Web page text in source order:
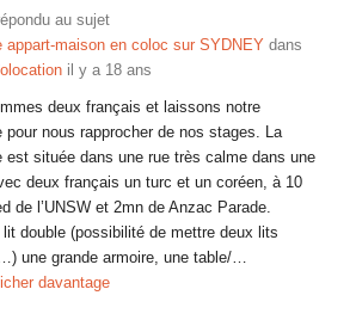
au sujet
appart-maison en coloc sur SYDNEY dans
il y a 18 ans
deux français et laissons notre
pour nous rapprocher de nos stages. La
est située dans une rue très calme dans une
deux français un turc et un coréen, à 10
de l’UNSW et 2mn de Anzac Parade.
lit double (possibilité de mettre deux lits
une grande armoire, une table/…
davantage